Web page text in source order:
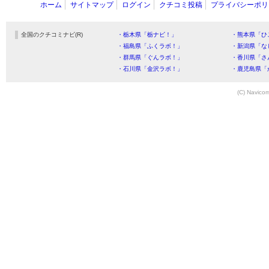
ホーム サイトマップ ログイン クチコミ投稿 プライバシーポ
全国のクチコミナビ(R) ・栃木県「栃ナビ！」
・熊本県「
・福島県「ふくラボ！」
・新潟県「
・群馬県「ぐんラボ！」
・香川県「
・石川県「金沢ラボ！」
・鹿児島県
(C)